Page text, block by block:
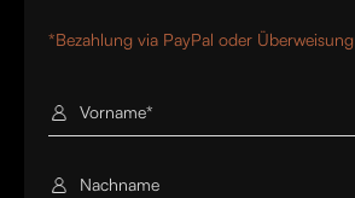
*Bezahlung via PayPal oder Überweisung